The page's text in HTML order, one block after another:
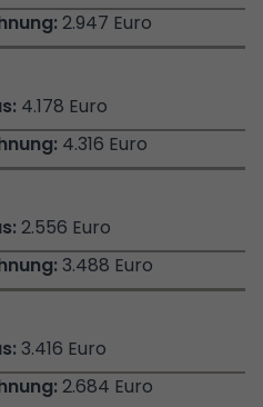
2.947 Euro
4.178 Euro
4.316 Euro
2.556 Euro
3.488 Euro
3.416 Euro
2.684 Euro